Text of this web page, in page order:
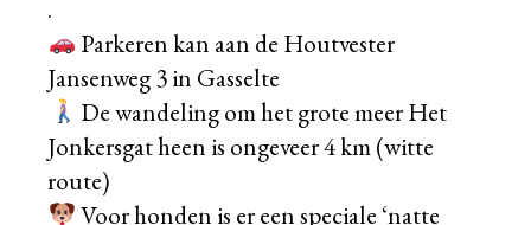
.
Parkeren kan aan de Houtvester
Jansenweg 3 in Gasselte
De wandeling om het grote meer Het
Jonkersgat heen is ongeveer 4 km (witte
route)
Voor honden is er een speciale ‘natte